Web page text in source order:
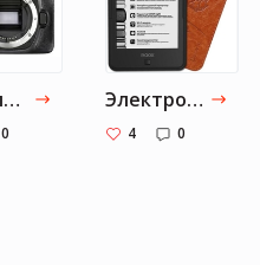
Фотоаппарат Canon EOS 80D Body
0
Электронная книга ONYX BOOX Darwin 5
4 0